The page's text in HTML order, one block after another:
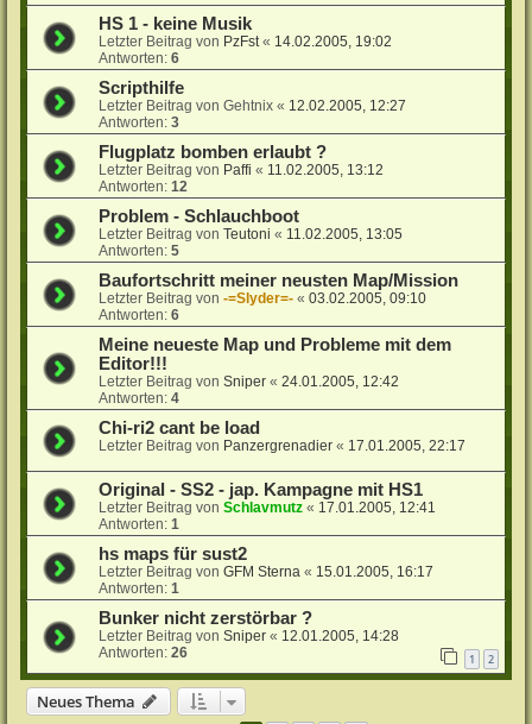
HS 1 - keine Musik
Letzter Beitrag von PzFst« 14.02.2005, 19:02
Antworten:6
Scripthilfe
Letzter Beitrag vonGehtnix « 12.02.2005, 12:27
Antworten:3
Flugplatz bomben erlaubt ?
Letzter Beitrag von Paffi « 11.02.2005, 13:12
Antworten:12
Problem - Schlauchboot
Letzter Beitrag vonTeutoni « 11.02.2005, 13:05
Antworten:5
Baufortschritt meiner neusten Map/Mission
Letzter Beitrag von-=Slyder=- «03.02.2005, 09:10
Antworten:6
Meine neueste Map und Probleme mit dem
Editor!!!
Letzter Beitrag vonSniper «24.01.2005, 12:42
Antworten:4
Chi-ri2 cant be load
Letzter Beitrag von Panzergrenadier « 17.01.2005, 22:17
Original - SS2 - jap. Kampagne mit HS1
Letzter Beitrag vonSchlavmutz « 17.01.2005, 12:41
Antworten:1
hs maps für sust2
Letzter Beitrag vonGFM Sterna « 15.01.2005, 16:17
Antworten:1
Bunker nicht zerstörbar ?
Letzter Beitrag vonSniper « 12.01.2005, 14:28
Antworten:26 1 2
Neues Thema